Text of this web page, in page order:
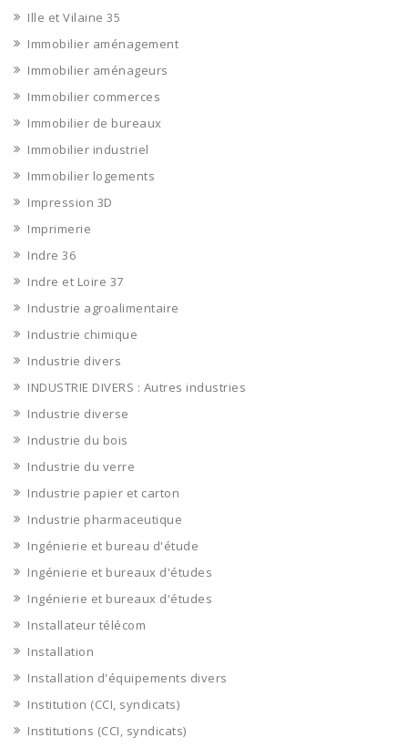
Ille et Vilaine 35
Immobilier aménagement
Immobilier aménageurs
Immobilier commerces
Immobilier de bureaux
Immobilier industriel
Immobilier logements
Impression 3D
Imprimerie
Indre 36
Indre et Loire 37
Industrie agroalimentaire
Industrie chimique
Industrie divers
INDUSTRIE DIVERS : Autres industries
Industrie diverse
Industrie du bois
Industrie du verre
Industrie papier et carton
Industrie pharmaceutique
Ingénierie et bureau d'étude
Ingénierie et bureaux d'études
Ingénierie et bureaux d'études
Installateur télécom
Installation
Installation d'équipements divers
Institution (CCI, syndicats)
Institutions (CCI, syndicats)